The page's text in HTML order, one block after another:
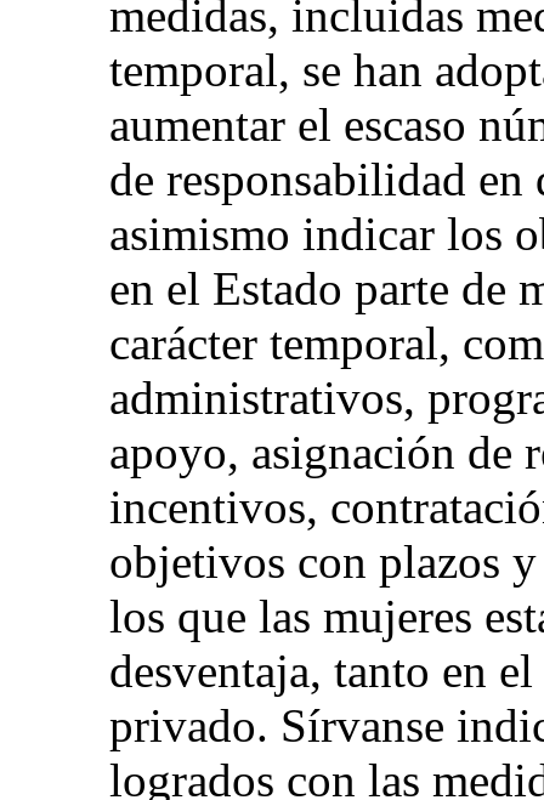
medidas, incluidas
temporal, se han
aumentar el escaso
de responsabilidad en
asimismo indicar los
en el Estado parte de
carácter temporal,
administrativos,
apoyo, asignación de
incentivos,
objetivos con plazos
los que las mujeres
desventaja, tanto en
privado. Sírvanse
logrados con las